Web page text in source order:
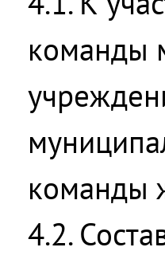
команды
команды
4.2.